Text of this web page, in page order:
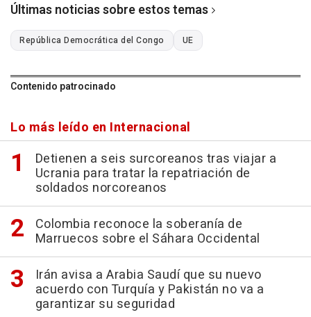
Últimas noticias sobre estos temas
República Democrática del Congo UE
Contenido patrocinado
Lo más leído en Internacional
Detienen a seis surcoreanos tras viajar a
Ucrania para tratar la repatriación de
soldados norcoreanos
Colombia reconoce la soberanía de
Marruecos sobre el Sáhara Occidental
Irán avisa a Arabia Saudí que su nuevo
acuerdo con Turquía y Pakistán no va a
garantizar su seguridad